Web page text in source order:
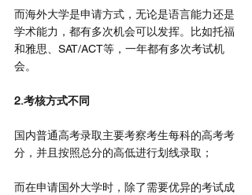
而海外大学是申请方式，无论是语言能力还是
学术能力，都有多次机会可以发挥。比如托福
和雅思、SAT/ACT等，一年都有多次考试机
会。
2.考核方式不同
国内普通高考录取主要考察考生每科的高考考
分，并且按照总分的高低进行划线录取；
而在申请国外大学时，除了需要优异的考试成